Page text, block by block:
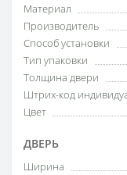
Материал
Производитель
Способ установки
Тип упаковки
Толщина двери
Штрих-код
Цвет
ДВЕРЬ
Ширина